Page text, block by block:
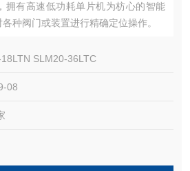
拥有高速低功耗单片机为枋心的智能
种阀门或装置进行精确定位操作。
SLM20-36LTC
08